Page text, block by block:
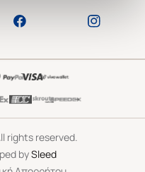
rights reserved.
bySleed